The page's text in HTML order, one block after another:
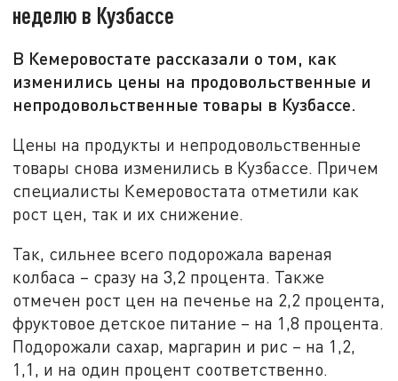
неделю в Кузбассе
В Кемеровостате рассказали о том, как
изменились цены на продовольственные и
непродовольственные товары в Кузбассе.
Цены на продукты и непродовольственные
товары снова изменились в Кузбассе. Причем
специалисты Кемеровостата отметили как
рост цен, так и их снижение.
Так, сильнее всего подорожала вареная
колбаса – сразу на 3,2 процента. Также
отмечен рост цен на печенье на 2,2 процента,
фруктовое детское питание – на 1,8 процента.
Подорожали сахар, маргарин и рис – на 1,2,
1,1, и на один процент соответственно.